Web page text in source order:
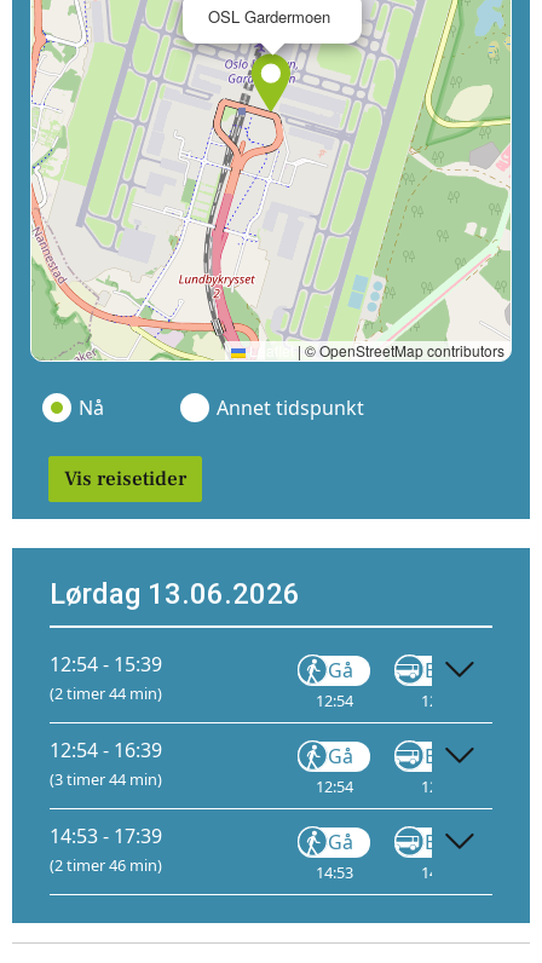
OSL Gardermoen
Leaflet | © OpenStreetMap contributors
Nå Annet tidspunkt
Vis reisetider
Lørdag 13.06.2026
12:54 - 15:39
(2 timer 44 min)
Gå
12:54
Buss
12:59
12:54 - 16:39
(3 timer 44 min)
Gå
12:54
Buss
12:59
14:53 - 17:39
(2 timer 46 min)
Gå
14:53
Buss
14:58